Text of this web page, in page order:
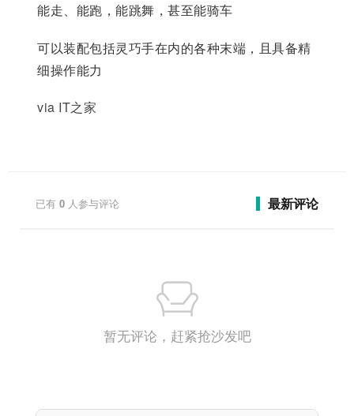
能走、能跑，能跳舞，甚至能骑车
可以装配包括灵巧手在内的各种末端，且具备精
细操作能力
via IT之家
已有 0人参与评论 最新评论
暂无评论，赶紧抢沙发吧